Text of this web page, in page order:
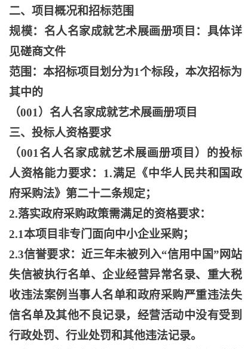
二、项目概况和招标范围
规模：名人名家成就艺术展画册项目：具体详
见磋商文件
范围：本招标项目划分为1个标段，本次招标为
其中的
（001）名人名家成就艺术展画册项目
三、投标人资格要求
（001名人名家成就艺术展画册项目）的投标
人资格能力要求：1.满足《中华人民共和国政
府采购法》第二十二条规定；
2.落实政府采购政策需满足的资格要求：
2.1本项目非专门面向中小企业采购；
2.3信誉要求：近三年未被列入“信用中国”网站
失信被执行名单、企业经营异常名录、重大税
收违法案例当事人名单和政府采购严重违法失
信名单及其他不良记录，经营活动中没有受到
行政处罚、行业处罚和其他违法记录。